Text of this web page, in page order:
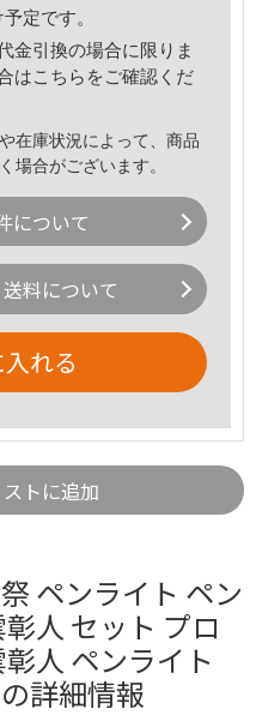
定です。
金引換の場合に限りま
はこちら をご確認くだ
在庫状況によって、商品
場合がございます。
について
料について
れる
トに追加
ペンライト ペン
人 セット プロ
人 ペンライト
詳細情報